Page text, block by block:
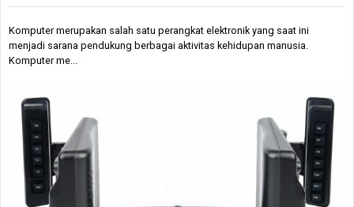
Komputer merupakan salah satu perangkat elektronik yang saat ini
menjadi sarana pendukung berbagai aktivitas kehidupan manusia.
Komputer me...